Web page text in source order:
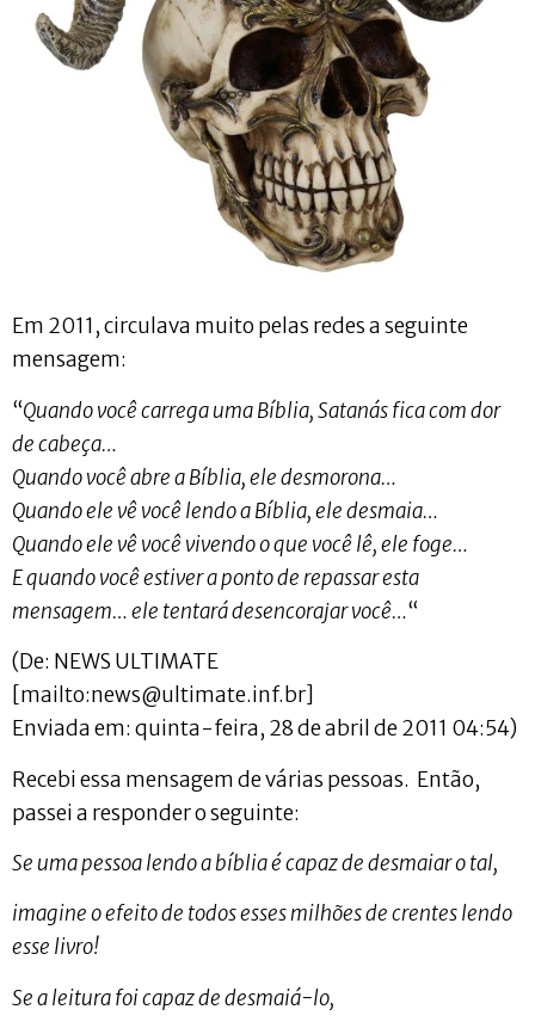
Em 2011, circulava muito pelas redes a seguinte
mensagem:
“Quando você carrega uma Bíblia, Satanás fica com dor
de cabeça…
Quando você abre a Bíblia, ele desmorona…
Quando ele vê você lendo a Bíblia, ele desmaia…
Quando ele vê você vivendo o que você lê, ele foge…
E quando você estiver a ponto de repassar esta
mensagem… ele tentará desencorajar você…“
(De: NEWS ULTIMATE
[mailto:news@ultimate.inf.br]
Enviada em: quinta-feira, 28 de abril de 2011 04:54)
Recebi essa mensagem de várias pessoas. Então,
passei a responder o seguinte:
Se uma pessoa lendo a bíblia é capaz de desmaiar o tal,
imagine o efeito de todos esses milhões de crentes lendo
esse livro!
Se a leitura foi capaz de desmaiá-lo,